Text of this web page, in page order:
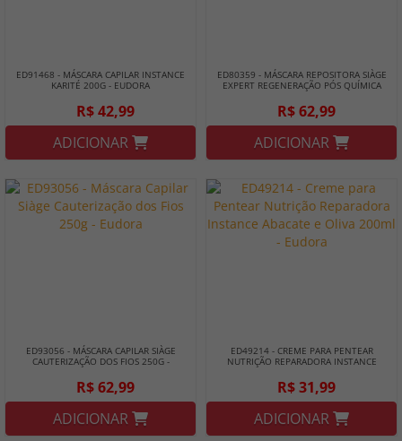
ED91468 - MÁSCARA CAPILAR INSTANCE
KARITÉ 200G - EUDORA
R$ 42,99
ADICIONAR
ED80359 - MÁSCARA REPOSITORA SIÀGE
EXPERT REGENERAÇÃO PÓS QUÍMICA
R$ 62,99
ADICIONAR
ED93056 - MÁSCARA CAPILAR SIÀGE
CAUTERIZAÇÃO DOS FIOS 250G -
R$ 62,99
ADICIONAR
ED49214 - CREME PARA PENTEAR
NUTRIÇÃO REPARADORA INSTANCE
R$ 31,99
ADICIONAR